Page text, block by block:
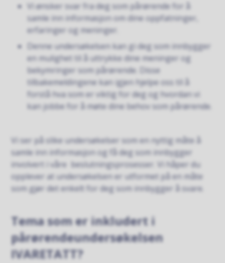
Vi ønsker svar fra deg som pårørende for å
samle inn informasjon om dine oppfatninger,
erfaringer og meninger.
Denne undersøkelsen kan gi deg som innbygger
en mulighet til å uttrykke dine meninger og
bekymringer som pårørende. Disse
tilbakemeldingene kan igjen hjelpe oss til å
forstå hva som er viktig for deg og hvordan vi
kan jobbe for å møte dine behov som pårørende.
Vi ser på slike undersøkelser som en nyttig måte å
samle inn informasjon og få deg som innbygger
involvert i våre beslutningsprosesser. Vi håper du
opplever at undersøkelsen er utformet på en måte
som gjør det enkelt for deg som innbygger å svare.
Tema som er inkludert i
pårørendeundersøkelsen
IVARETATT?